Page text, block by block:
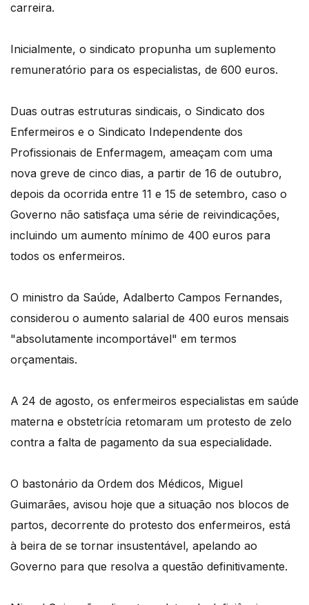
carreira.
Inicialmente, o sindicato propunha um suplemento
remuneratório para os especialistas, de 600 euros.
Duas outras estruturas sindicais, o Sindicato dos
Enfermeiros e o Sindicato Independente dos
Profissionais de Enfermagem, ameaçam com uma
nova greve de cinco dias, a partir de 16 de outubro,
depois da ocorrida entre 11 e 15 de setembro, caso o
Governo não satisfaça uma série de reivindicações,
incluindo um aumento mínimo de 400 euros para
todos os enfermeiros.
O ministro da Saúde, Adalberto Campos Fernandes,
considerou o aumento salarial de 400 euros mensais
"absolutamente incomportável" em termos
orçamentais.
A 24 de agosto, os enfermeiros especialistas em saúde
materna e obstetrícia retomaram um protesto de zelo
contra a falta de pagamento da sua especialidade.
O bastonário da Ordem dos Médicos, Miguel
Guimarães, avisou hoje que a situação nos blocos de
partos, decorrente do protesto dos enfermeiros, está
à beira de se tornar insustentável, apelando ao
Governo para que resolva a questão definitivamente.